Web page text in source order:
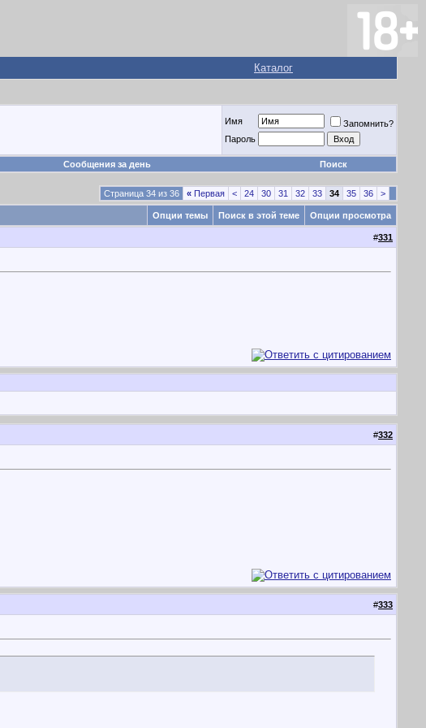
Каталог
Имя
Запомнить?
Пароль
Сообщения за день Поиск
Страница 34 из 36 « Первая < 24 30 31 32 33 34 35 36 >
Опции темы Поиск в этой теме Опции просмотра
#331
#332
#333